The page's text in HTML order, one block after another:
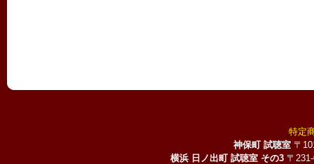
特定
神保町 試聴室 〒
横浜 日ノ出町 試聴室 その3 〒